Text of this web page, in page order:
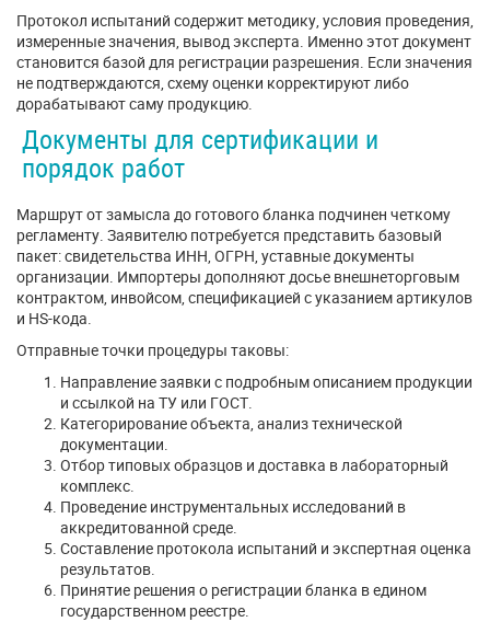
Протокол испытаний содержит методику, условия проведения,
измеренные значения, вывод эксперта. Именно этот документ
становится базой для регистрации разрешения. Если значения
не подтверждаются, схему оценки корректируют либо
дорабатывают саму продукцию.
Документы для сертификации и
порядок работ
Маршрут от замысла до готового бланка подчинен четкому
регламенту. Заявителю потребуется представить базовый
пакет: свидетельства ИНН, ОГРН, уставные документы
организации. Импортеры дополняют досье внешнеторговым
контрактом, инвойсом, спецификацией с указанием артикулов
и HS-кода.
Отправные точки процедуры таковы:
Направление заявки с подробным описанием продукции
и ссылкой на ТУ или ГОСТ.
Категорирование объекта, анализ технической
документации.
Отбор типовых образцов и доставка в лабораторный
комплекс.
Проведение инструментальных исследований в
аккредитованной среде.
Составление протокола испытаний и экспертная оценка
результатов.
Принятие решения о регистрации бланка в едином
государственном реестре.